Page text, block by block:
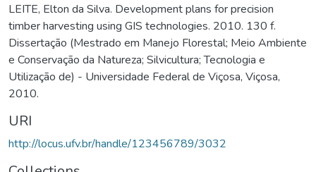
LEITE, Elton da Silva. Development plans for precision
timber harvesting using GIS technologies. 2010. 130 f.
Dissertação (Mestrado em Manejo Florestal; Meio Ambiente
e Conservação da Natureza; Silvicultura; Tecnologia e
Utilização de) - Universidade Federal de Viçosa, Viçosa,
2010.
URI
http://locus.ufv.br/handle/123456789/3032